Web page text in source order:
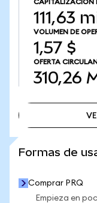
CAPITALIZACIÓN
111,63
VOLUMEN DE
1,57 $
OFERTA
310,26
Formas de
Comprar PRQ
Empieza en